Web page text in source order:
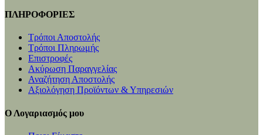
ΠΛΗΡΟΦΟΡΙΕΣ
Τρόποι Αποστολής
Τρόποι Πληρωμής
Επιστροφές
Ακύρωση Παραγγελίας
Αναζήτηση Αποστολής
Αξιολόγηση Προϊόντων & Υπηρεσιών
Ο Λογαριασμός μου